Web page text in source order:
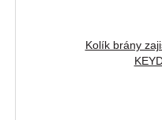
Kolík brány